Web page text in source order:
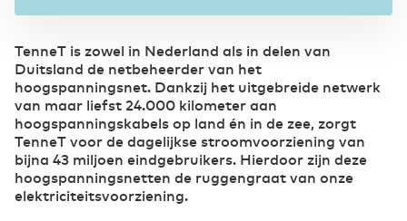
TenneT is zowel in Nederland als in delen van
Duitsland de netbeheerder van het
hoogspanningsnet. Dankzij het uitgebreide netwerk
van maar liefst 24.000 kilometer aan
hoogspanningskabels op land én in de zee, zorgt
TenneT voor de dagelijkse stroomvoorziening van
bijna 43 miljoen eindgebruikers. Hierdoor zijn deze
hoogspanningsnetten de ruggengraat van onze
elektriciteitsvoorziening.